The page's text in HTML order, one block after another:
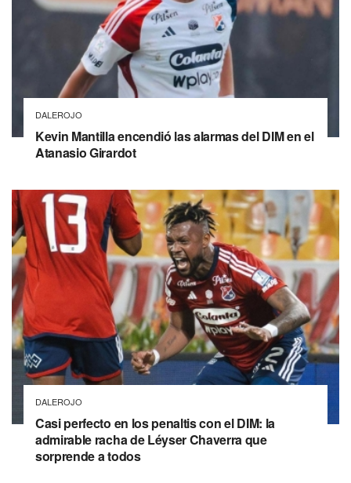
DALEROJO
Kevin Mantilla encendió las alarmas del DIM en el
Atanasio Girardot
DALEROJO
Casi perfecto en los penaltis con el DIM: la
admirable racha de Léyser Chaverra que
sorprende a todos